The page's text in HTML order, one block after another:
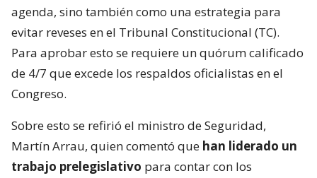
agenda, sino también como una estrategia para
evitar reveses en el Tribunal Constitucional (TC).
Para aprobar esto se requiere un quórum calificado
de 4/7 que excede los respaldos oficialistas en el
Congreso.
Sobre esto se refirió el ministro de Seguridad,
Martín Arrau, quien comentó que han liderado un
trabajo prelegislativo para contar con los